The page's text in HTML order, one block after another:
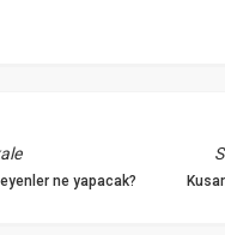
ne yapacak?